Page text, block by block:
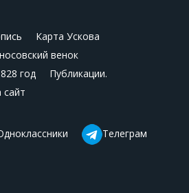
Карта Ускова
венок
год
Публикации.
сайт
Телеграм